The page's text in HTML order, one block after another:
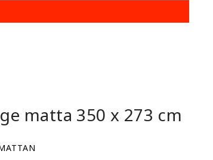
matta 350 x 273 cm